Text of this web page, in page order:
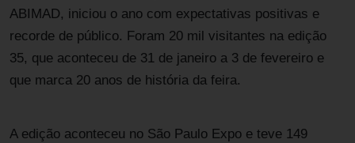
ABIMAD, iniciou o ano com expectativas positivas e
recorde de público. Foram 20 mil visitantes na edição
35, que aconteceu de 31 de janeiro a 3 de fevereiro e
que marca 20 anos de história da feira.
A edição aconteceu no São Paulo Expo e teve 149